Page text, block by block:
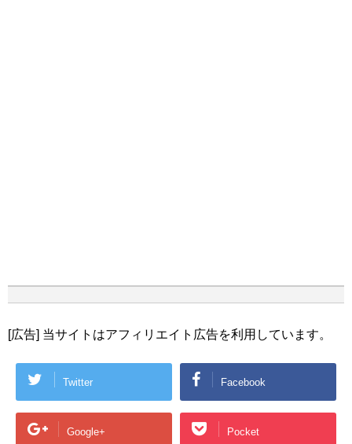
[広告] 当サイトはアフィリエイト広告を利用しています。
Twitter Facebook
Google+ Pocket